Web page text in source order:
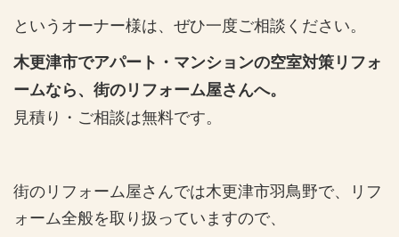
というオーナー様は、ぜひ一度ご相談ください。
木更津市でアパート・マンションの空室対策リフォ
ームなら、街のリフォーム屋さんへ。
見積り・ご相談は無料です。
街のリフォーム屋さんでは木更津市羽鳥野で、リフ
ォーム全般を取り扱っていますので、